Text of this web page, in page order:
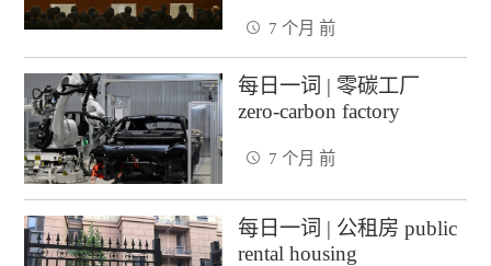
7 个月 前
每日一词 | 零碳工厂
zero-carbon factory
7 个月 前
每日一词 | 公租房 public
rental housing